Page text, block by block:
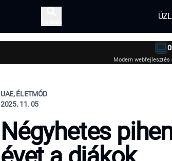
Keresés
Modern
UAE, ÉLETMÓD
2025. 11. 05
Négyhetes